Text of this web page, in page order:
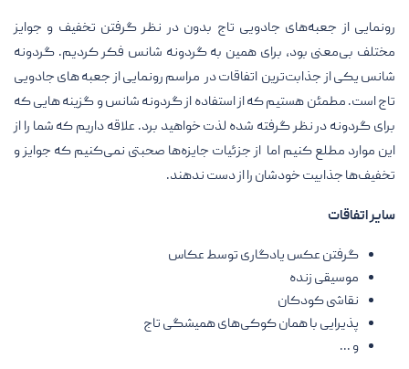
رونمایی از جعبه‌های جادویی تاج بدون در نظر گرفتن تخفیف و جوایز
مختلف بی‌معنی بود، برای همین به گردونه شانس فکر کردیم. گردونه
شانس یکی از جذابت‌ترین اتفاقات در مراسم رونمایی از جعبه های جادویی
تاج است. مطمئن هستیم که از استفاده از گردونه شانس و گزینه هایی که
برای گردونه در نظر گرفته شده لذت خواهید برد. علاقه داریم که شما را از
این موارد مطلع کنیم اما از جزئیات جایزه‌ها صحبتی نمی‌کنیم که جوایز و
تخفیف‌ها جذابیت خودشان را از دست ندهند.
سایر اتفاقات
گرفتن عکس یادگاری توسط عکاس
موسیقی زنده
نقاشی کودکان
پذیرایی با همان کوکی‌های همیشگی تاج
و ...